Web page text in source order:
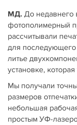
МД. До недавнего
фотополимерный
рассчитывали
для
литье
установке,
Мы получали
размеров
небольшая
простым